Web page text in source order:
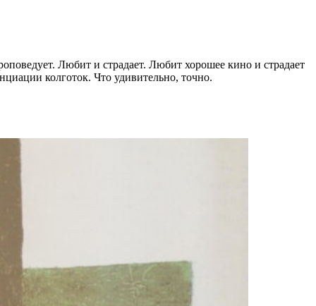
Любит и страдает. Любит хорошее кино и страдает
колготок. Что удивительно, точно.